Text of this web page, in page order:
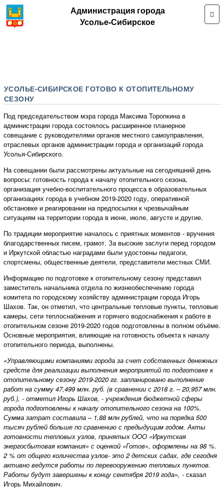
Администрация города
Усолье-Сибирское
УСОЛЬЕ-СИБИРСКОЕ ГОТОВО К ОТОПИТЕЛЬНОМУ
СЕЗОНУ
Под председательством мэра города Максима Торопкина в
администрации города состоялось расширенное планерное
совещание с руководителями органов местного самоуправления,
отраслевых органов администрации города и организаций города
Усолья-Сибирского.
На совещании были рассмотрены актуальные на сегодняшний день
вопросы: готовность города к началу отопительного сезона,
организация учебно-воспитательного процесса в образовательных
организациях города в учебном 2019-2020 году, оперативной
обстановке и реагировании на предпосылки к чрезвычайным
ситуациям на территории города в июне, июле, августе и другие.
По традиции мероприятие началось с приятных моментов - вручения
благодарственных писем, грамот. За высокие заслуги перед городом
и Иркутской областью наградами были удостоены педагоги,
спортсмены, общественные деятели, представители местных СМИ.
Информацию по подготовке к отопительному сезону представил
заместитель начальника отдела по жизнеобеспечению города
комитета по городскому хозяйству администрации города Игорь
Шахов. Так, он отметил, что центральные тепловые пункты, тепловые
камеры, сети теплоснабжения и горячего водоснабжения к работе в
отопительном сезоне 2019-2020 годов подготовлены в полном объёме.
Основные мероприятия, влияющие на готовность объекта к началу
отопительного периода, выполнены.
«Управляющими компаниями города за счет собственных денежных
средств для реализации выполнения мероприятий по подготовке к
отопительному сезону 2019-2020 гг. запланировано выполнение
работ на сумму 47,499 млн. руб. (в сравнении с 2018 г. – 20,957 млн.
руб.), - отметил Игорь Шахов, - учреждения бюджетной сферы
города подготовлены к началу отопительного сезона на 100%.
Сумма затрат составила – 1,88 млн рублей, что на порядка 500
тысяч рублей больше по сравнению с предыдущим годом. Акты
готовности тепловых узлов, принятых ООО «Иркутская
энергосбытовая компания» с оценкой «Готов», оформлены на 98 %.
2 % от общего количества узлов- это 2 детских садах, где сегодня
активно ведутся работы по перевооружению тепловых пунктов.
Работы будут завершены к концу сентября 2019 года», - сказал
Игорь Михайлович.